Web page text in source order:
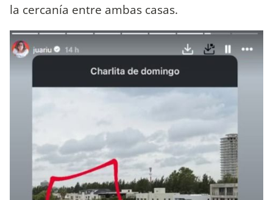
la cercanía entre ambas casas.